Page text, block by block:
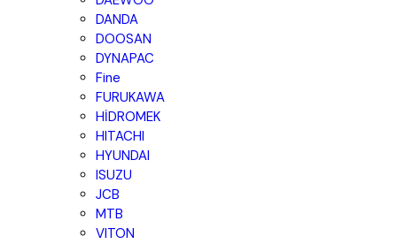
DANDA
DOOSAN
DYNAPAC
Fine
FURUKAWA
HİDROMEK
HITACHI
HYUNDAI
ISUZU
JCB
MTB
VITON